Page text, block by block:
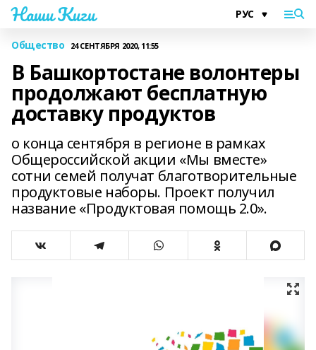
Наши Киги
Общество 24 СЕНТЯБРЯ 2020, 11:55
В Башкортостане волонтеры
продолжают бесплатную
доставку продуктов
о конца сентября в регионе в рамках
Общероссийской акции «Мы вместе»
сотни семей получат благотворительные
продуктовые наборы. Проект получил
название «Продуктовая помощь 2.0».